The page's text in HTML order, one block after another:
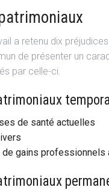
a retenu dix
de présenter un
par celle-ci.
de santé actuelles
gains professionnels